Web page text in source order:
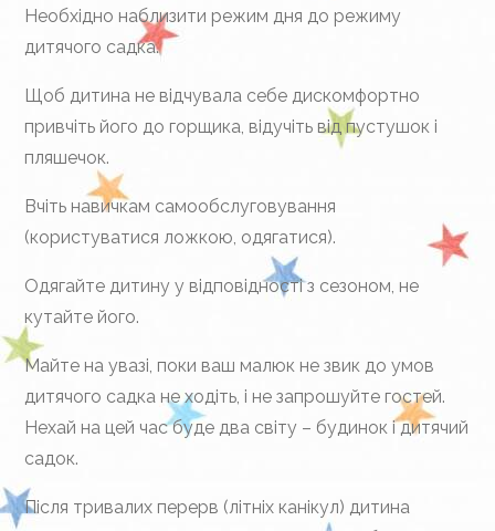
Необхідно наблизити режим дня до режиму
дитячого садка.
Щоб дитина не відчувала себе дискомфортно
привчіть його до горщика, відучіть від пустушок і
пляшечок.
Вчіть навичкам самообслуговування
(користуватися ложкою, одягатися).
Одягайте дитину у відповідності з сезоном, не
кутайте його.
Майте на увазі, поки ваш малюк не звик до умов
дитячого садка не ходіть, і не запрошуйте гостей.
Нехай на цей час буде два світу – будинок і дитячий
садок.
Після тривалих перерв (літніх канікул) дитина